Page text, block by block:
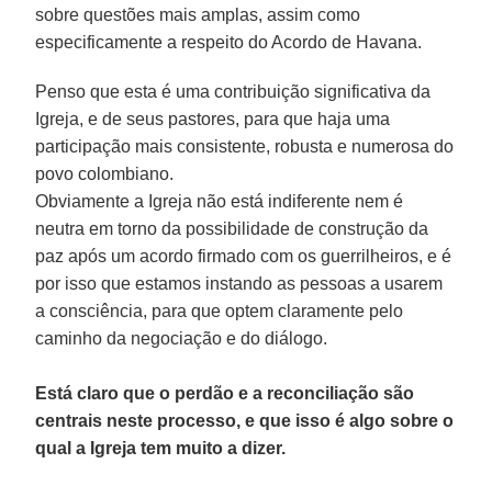
sobre questões mais amplas, assim como
especificamente a respeito do Acordo de Havana.
Penso que esta é uma contribuição significativa da
Igreja, e de seus pastores, para que haja uma
participação mais consistente, robusta e numerosa do
povo colombiano.
Obviamente a Igreja não está indiferente nem é
neutra em torno da possibilidade de construção da
paz após um acordo firmado com os guerrilheiros, e é
por isso que estamos instando as pessoas a usarem
a consciência, para que optem claramente pelo
caminho da negociação e do diálogo.
Está claro que o perdão e a reconciliação são
centrais neste processo, e que isso é algo sobre o
qual a Igreja tem muito a dizer.